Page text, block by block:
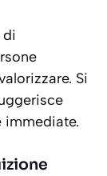
di
Si
immediate.